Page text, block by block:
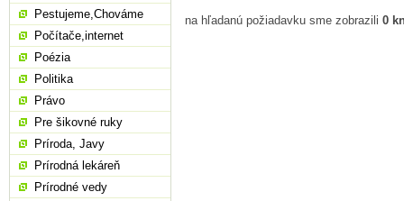
na hľadanú požiadavku sme zobrazili 0
Pestujeme,Chováme
Počítače,internet
Poézia
Politika
Právo
Pre šikovné ruky
Príroda, Javy
Prírodná lekáreň
Prírodné vedy